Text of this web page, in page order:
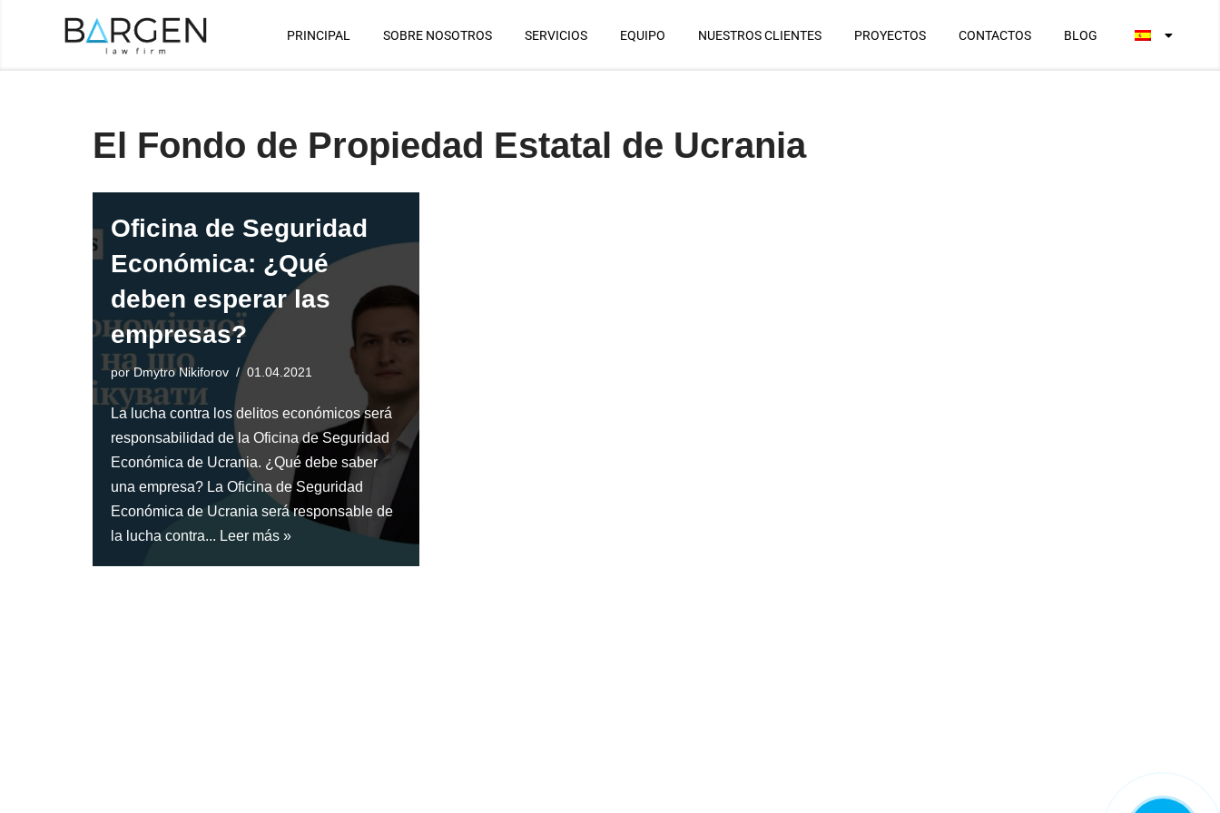
PRINCIPAL SOBRE NOSOTROS SERVICIOS EQUIPO NUESTROS CLIENTES PROYECTOS CONTACTOS BLOG
El Fondo de Propiedad Estatal de Ucrania
Oficina de Seguridad
Económica: ¿Qué
deben esperar las
empresas?
porDmytro Nikiforov 01.04.2021
La lucha contra los delitos económicos será
responsabilidad de la Oficina de Seguridad
Económica de Ucrania. ¿Qué debe saber
una empresa? La Oficina de Seguridad
Económica de Ucrania será responsable de
la lucha contra... Leer más »